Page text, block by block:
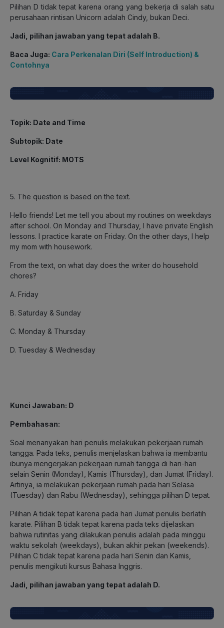
Pilihan D tidak tepat karena orang yang bekerja di salah satu
perusahaan rintisan Unicorn adalah Cindy, bukan Deci.
Jadi, pilihan jawaban yang tepat adalah B.
Baca Juga: Cara Perkenalan Diri (Self Introduction) &
Contohnya
Topik: Date and Time
Subtopik: Date
Level Kognitif: MOTS
5. The question is based on the text.
Hello friends! Let me tell you about my routines on weekdays
after school. On Monday and Thursday, I have private English
lessons. I practice karate on Friday. On the other days, I help
my mom with housework.
From the text, on what day does the writer do household
chores?
A. Friday
B. Saturday & Sunday
C. Monday & Thursday
D. Tuesday & Wednesday
Kunci Jawaban: D
Pembahasan:
Soal menanyakan hari penulis melakukan pekerjaan rumah
tangga. Pada teks, penulis menjelaskan bahwa ia membantu
ibunya mengerjakan pekerjaan rumah tangga di hari-hari
selain Senin (Monday), Kamis (Thursday), dan Jumat (Friday).
Artinya, ia melakukan pekerjaan rumah pada hari Selasa
(Tuesday) dan Rabu (Wednesday), sehingga pilihan D tepat.
Pilihan A tidak tepat karena pada hari Jumat penulis berlatih
karate. Pilihan B tidak tepat karena pada teks dijelaskan
bahwa rutinitas yang dilakukan penulis adalah pada minggu
waktu sekolah (weekdays), bukan akhir pekan (weekends).
Pilihan C tidak tepat karena pada hari Senin dan Kamis,
penulis mengikuti kursus Bahasa Inggris.
Jadi, pilihan jawaban yang tepat adalah D.